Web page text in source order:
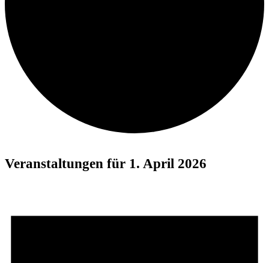
Veranstaltungen für 1. April 2026